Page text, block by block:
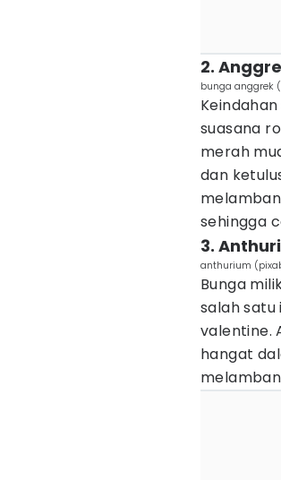
2.
bunga anggrek
suasana
merah
dan
sehingga
3.
anthurium
Bunga
salah
valentine.
hangat